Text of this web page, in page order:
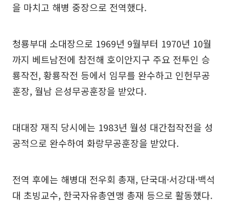
을 마치고 해병 중장으로 전역했다.
청룡부대 소대장으로 1969년 9월부터 1970년 10월
까지 베트남전에 참전해 호이안지구 주요 전투인 승
룡작전, 황룡작전 등에서 임무를 완수하고 인헌무공
훈장, 월남 은성무공훈장을 받았다.
대대장 재직 당시에는 1983년 월성 대간첩작전을 성
공적으로 완수하여 화랑무공훈장을 받았다.
전역 후에는 해병대 전우회 총재, 단국대·서강대·백석
대 초빙교수, 한국자유총연맹 총재 등으로 활동했다.